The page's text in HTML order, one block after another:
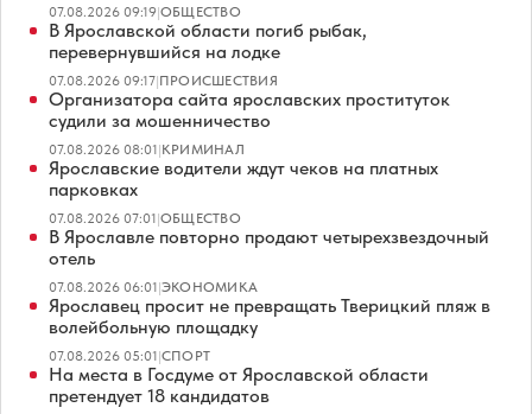
07.08.2026 09:19|ОБЩЕСТВО
В Ярославской области погиб рыбак,
перевернувшийся на лодке
07.08.2026 09:17|ПРОИСШЕСТВИЯ
Организатора сайта ярославских проституток
судили за мошенничество
07.08.2026 08:01|КРИМИНАЛ
Ярославские водители ждут чеков на платных
парковках
07.08.2026 07:01|ОБЩЕСТВО
В Ярославле повторно продают четырехзвездочный
отель
07.08.2026 06:01|ЭКОНОМИКА
Ярославец просит не превращать Тверицкий пляж в
волейбольную площадку
07.08.2026 05:01|СПОРТ
На места в Госдуме от Ярославской области
претендует 18 кандидатов